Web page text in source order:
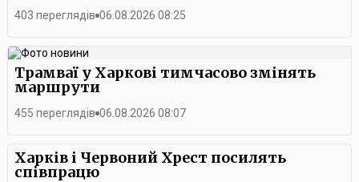
403 переглядів 06.08.2026 08:25
Трамваї у Харкові тимчасово змінять
маршрути
455 переглядів 06.08.2026 08:07
Харків і Червоний Хрест посилять
співпрацю